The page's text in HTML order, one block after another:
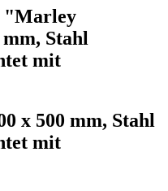
"Marley
Stahl
mit
x 500 mm, Stahl
mit